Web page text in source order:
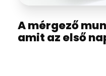
A mérgező
amit az első